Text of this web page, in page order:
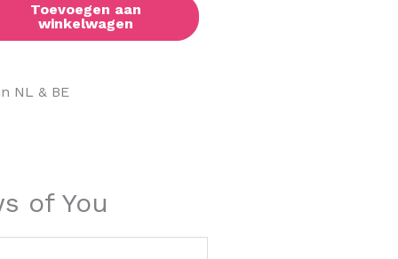
Toevoegen aan
winkelwagen
NL & BE
of You